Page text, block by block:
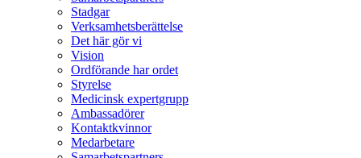
Stadgar
Verksamhetsberättelse
Det här gör vi
Vision
Ordförande har ordet
Styrelse
Medicinsk expertgrupp
Ambassadörer
Kontaktkvinnor
Medarbetare